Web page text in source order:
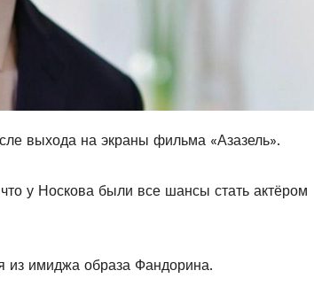
выхода на экраны фильма «Азазель».
у Носкова были все шансы стать актёром
из имиджа образа Фандорина.